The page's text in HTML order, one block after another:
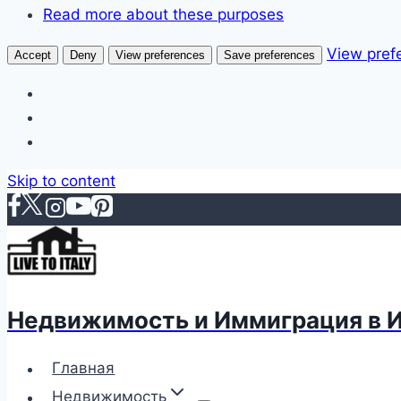
Read more about these purposes
Accept Deny View preferences Save preferences View
Skip to content
Недвижимость и Иммиграция в
Главная
Недвижимость